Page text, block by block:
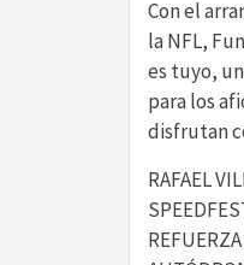
Con el
la NFL,
es tuyo,
para los
disfrutan
RAFAEL